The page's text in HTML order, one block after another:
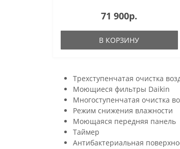
71 900р.
В КОРЗИНУ
Трехступенчатая очистка
Моющиеся фильтры Daikin
Многоступенчатая очистка
Режим снижения влажности
Моющаяся передняя панель
Таймер
Антибактериальная